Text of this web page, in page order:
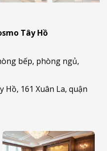
Tây Hồ
bếp, phòng ngủ,
Hồ, 161 Xuân La, quận